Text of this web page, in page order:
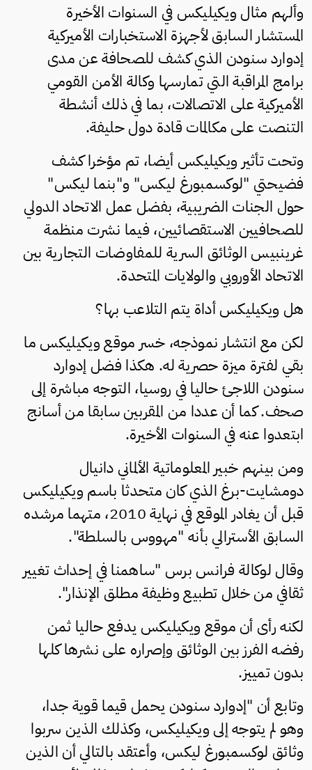
وألهم مثال ويكيليكس في السنوات الأخيرة
المستشار السابق لأجهزة الاستخبارات الأميركية
إدوارد سنودن الذي كشف للصحافة عن مدى
برامج المراقبة التي تمارسها وكالة الأمن القومي
الأميركية على الاتصالات، بما في ذلك أنشطة
التنصت على مكالمات قادة دول حليفة.
وتحت تأثير ويكيليكس أيضا، تم مؤخرا كشف
فضيحتي "لوكسمبورغ ليكس" و"بنما ليكس"
حول الجنات الضريبية، بفضل عمل الاتحاد الدولي
للصحافيين الاستقصائيين، فيما نشرت منظمة
غرينبيس الوثائق السرية للمفاوضات التجارية بين
الاتحاد الأوروبي والولايات المتحدة.
هل ويكيليكس أداة يتم التلاعب بها؟
لكن مع انتشار نموذجه، خسر موقع ويكيليكس ما
بقي لفترة ميزة حصرية له. هكذا فضل إدوارد
سنودن اللاجئ حاليا في روسيا، التوجه مباشرة إلى
صحف. كما أن عددا من المقربين سابقا من أسانج
ابتعدوا عنه في السنوات الأخيرة.
ومن بينهم خبير المعلوماتية الألماني دانيال
دومشايت-برغ الذي كان متحدثا باسم ويكيليكس
قبل أن يغادر الموقع في نهاية 2010، متهما مرشده
السابق الأسترالي بأنه "مهووس بالسلطة".
وقال لوكالة فرانس برس "ساهمنا في إحداث تغيير
ثقافي من خلال تطبيع وظيفة مطلق الإنذار".
لكنه رأى أن موقع ويكيليكس يدفع حاليا ثمن
رفضه الفرز بين الوثائق وإصراره على نشرها كلها
بدون تمييز.
وتابع أن "إدوارد سنودن يحمل قيما قوية جدا،
وهو لم يتوجه إلى ويكيليكس، وكذلك الذين سربوا
وثائق لوكسمبورغ ليكس، وأعتقد بالتالي أن الذين